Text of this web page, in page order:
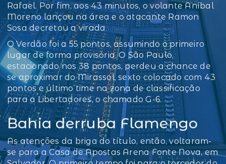
Rafael. Por fim, aos 43 minutos, o volante Aníbal
Moreno lançou na área e o atacante Ramon
Sosa decretou a virada.
O Verdão foi a 55 pontos, assumindo o primeiro
lugar de forma provisória. O São Paulo,
estacionado nos 38 pontos, perdeu a chance de
se aproximar do Mirassol, sexto colocado com 43
pontos e último time na zona de classificação
para a Libertadores, o chamado G-6.
Bahia derruba Flamengo
As atenções da briga do título, então, voltaram-
se para a Casa de Apostas Arena Fonte Nova, em